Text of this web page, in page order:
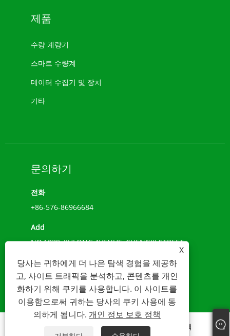
제품
수량 계량기
스마트 수량계
데이터 수집기 ​​및 장치
기타
문의하기
전화
+86-576-86966684
Add
NO.1039, JIULONG AVENUE, CHENGXI STREET,
이메일
sales@younio.com
RSS XML 개인 정보 보호 정책
X
당사는 귀하에게 더 나은 탐색 경험을 제공하
고, 사이트 트래픽을 분석하고, 콘텐츠를 개인
화하기 위해 쿠키를 사용합니다. 이 사이트를
이용함으로써 귀하는 당사의 쿠키 사용에 동
의하게 됩니다. 개인 정보 보호 정책